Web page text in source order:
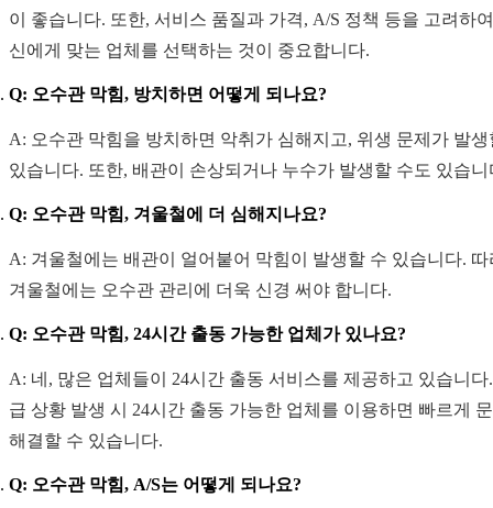
이 좋습니다. 또한, 서비스 품질과 가격, A/S 정책 등을 고려하
신에게 맞는 업체를 선택하는 것이 중요합니다.
Q: 오수관 막힘, 방치하면 어떻게 되나요?
A: 오수관 막힘을 방치하면 악취가 심해지고, 위생 문제가 발생
있습니다. 또한, 배관이 손상되거나 누수가 발생할 수도 있습니
Q: 오수관 막힘, 겨울철에 더 심해지나요?
A: 겨울철에는 배관이 얼어붙어 막힘이 발생할 수 있습니다. 따
겨울철에는 오수관 관리에 더욱 신경 써야 합니다.
Q: 오수관 막힘, 24시간 출동 가능한 업체가 있나요?
A: 네, 많은 업체들이 24시간 출동 서비스를 제공하고 있습니다
급 상황 발생 시 24시간 출동 가능한 업체를 이용하면 빠르게
해결할 수 있습니다.
Q: 오수관 막힘, A/S는 어떻게 되나요?